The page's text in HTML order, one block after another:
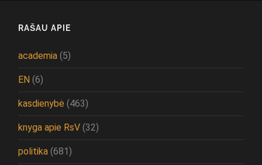
RAŠAU APIE
academia (5)
EN (6)
kasdienybė (463)
knyga apie RsV (32)
politika (681)